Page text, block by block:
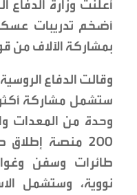
أعلنت وزارة الدفاع
أضخم تدريبات
بمشاركة الآلاف من
وقالت الدفاع
وحدة من المعدات
200 منصة
طائرات وسفن
نووية، وستشمل